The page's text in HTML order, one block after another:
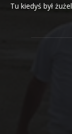
Tu kiedyś był żużel